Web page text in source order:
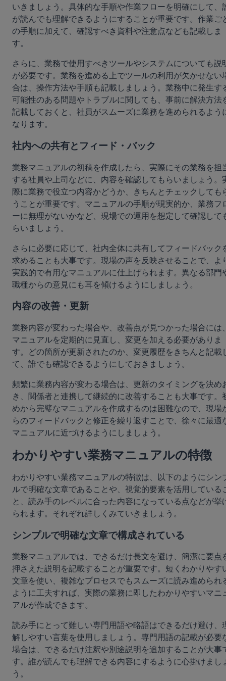
いきましょう。具体的な手順や作業フローを明確にして、
が読んでも理解できるようにすることが重要です。作業ご
の手順に加えて、確認すべき資料や注意点なども記載しま
す。
さらに、業務で使用すべきツールやシステムについても説
が必要です。業務を進める上でツールの利用が欠かせない
合は、操作方法や手順も記載しましょう。業務中に発生す
可能性のある問題やトラブルに関しても、事前に解決方法
記載しておくと、社員がスムーズに業務を進められるよう
なります。
社内への共有とフィード・バック
業務マニュアルの初稿を作成したら、実際にその業務を担
する社員や上司などに、内容を確認してもらいましょう。
際に業務で役立つ内容かどうか、きちんとチェックしても
うことが重要です。マニュアルの手順が現実的か、業務フ
ーに無理がないかなど、現場での運用を想定して確認して
らいましょう。
さらに必要に応じて、社内全体に共有してフィードバック
求めることも大事です。現場の声を反映させることで、よ
実践的で有用なマニュアルに仕上げられます。異なる部門
職種からの意見にも耳を傾けるようにしましょう。
内容の改善・更新
業務内容が変わった場合や、改善点が見つかった場合には
マニュアルを定期的に見直し、変更を加える必要がありま
す。どの箇所が更新されたのか、変更履歴をきちんと記載
て、誰でも確認できるようにしておきましょう。
頻繁に業務内容が変わる場合は、更新のタイミングを決め
き、関係者と連携して継続的に改善することも大事です。
めから完璧なマニュアルを作成するのは困難なので、現場
らのフィードバックと修正を繰り返すことで、徐々に最適
マニュアルに近づけるようにしましょう。
わかりやすい業務マニュアルの特徴
わかりやすい業務マニュアルの特徴は、以下のようにシン
ルで明確な文章であることや、視覚的要素を活用している
と、読み手のレベルに合った内容になっている点などが挙
られます。それぞれ詳しくみていきましょう。
シンプルで明確な文章で構成されている
業務マニュアルでは、できるだけ長文を避け、簡潔に要点
押さえた説明を記載することが重要です。短くわかりやす
文章を使い、複雑なプロセスでもスムーズに読み進められ
ように工夫すれば、実際の業務に即したわかりやすいマニ
アルが作成できます。
読み手にとって難しい専門用語や略語はできるだけ避け、
解しやすい言葉を使用しましょう。専門用語の記載が必要
場合は、できるだけ注釈や別途説明を追加することが大事
す。誰が読んでも理解できる内容にするように心掛けまし
う。